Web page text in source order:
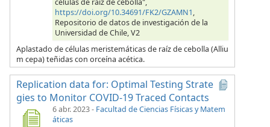
https://doi.org/10.34691/FK2/GZAMN1,
Repositorio de datos de investigación de la
Universidad de Chile, V2
Aplastado de células meristemáticas de raíz de cebolla (Alliu
m cepa) teñidas con orceína acética.
Replication data for: Optimal Testing Strate
gies to Monitor COVID-19 Traced Contacts
6 abr. 2023- Facultad de Ciencias Físicas y Matem
áticas